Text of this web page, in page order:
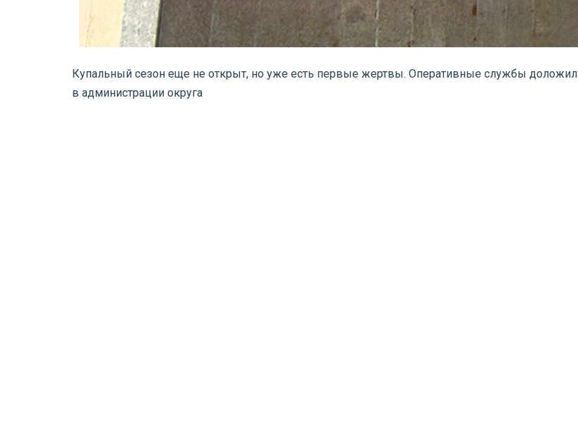
Купальный сезон еще не открыт, но уже есть первые жертвы. Оперативные службы
в администрации округа